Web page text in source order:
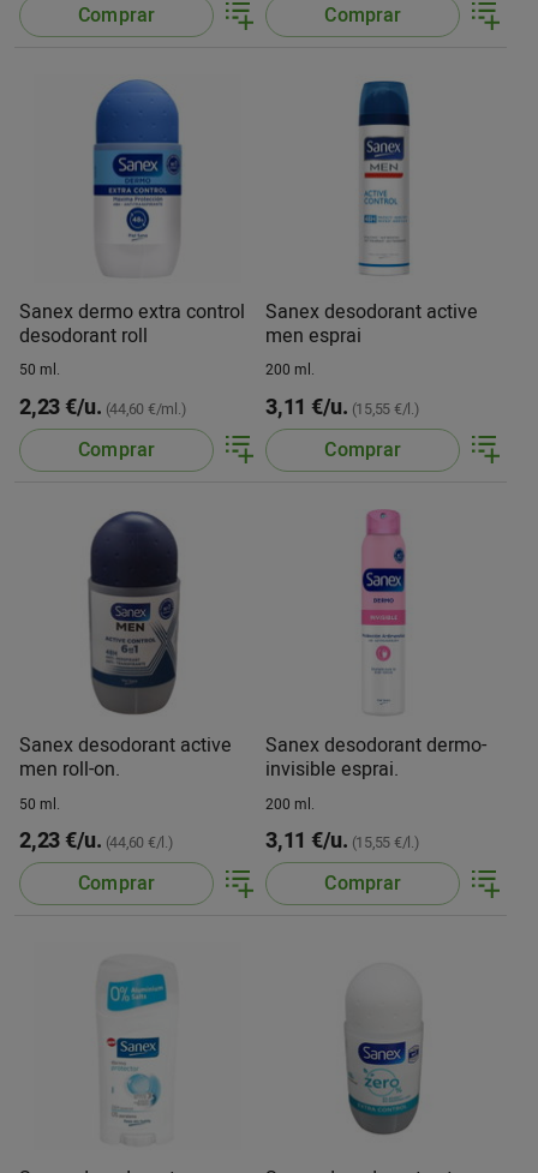
Comprar Comprar
Sanex dermo extra control
desodorant roll
50 ml.
2,23 €/u. (44,60 €/ml.)
Comprar
Sanex desodorant active
men esprai
200 ml.
3,11 €/u. (15,55 €/l.)
Comprar
Sanex desodorant active
men roll-on.
50 ml.
2,23 €/u. (44,60 €/l.)
Comprar
Sanex desodorant dermo-
invisible esprai.
200 ml.
3,11 €/u. (15,55 €/l.)
Comprar